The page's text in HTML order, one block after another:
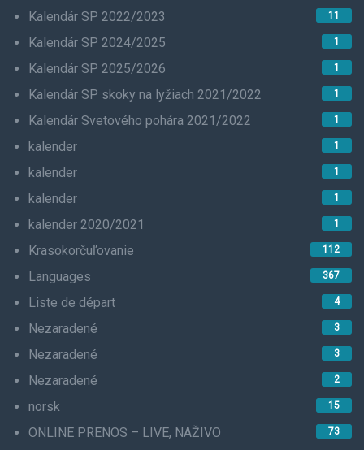
Kalendár SP 2022/2023 11
Kalendár SP 2024/2025 1
Kalendár SP 2025/2026 1
Kalendár SP skoky na lyžiach 2021/2022 1
Kalendár Svetového pohára 2021/2022 1
kalender 1
kalender 1
kalender 1
kalender 2020/2021 1
Krasokorčuľovanie 112
Languages 367
Liste de départ 4
Nezaradené 3
Nezaradené 3
Nezaradené 2
norsk 15
ONLINE PRENOS – LIVE, NAŽIVO 73